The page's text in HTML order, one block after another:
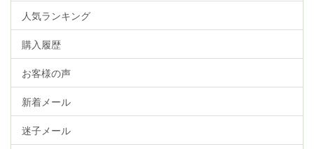
人気ランキング
購入履歴
お客様の声
新着メール
迷子メール